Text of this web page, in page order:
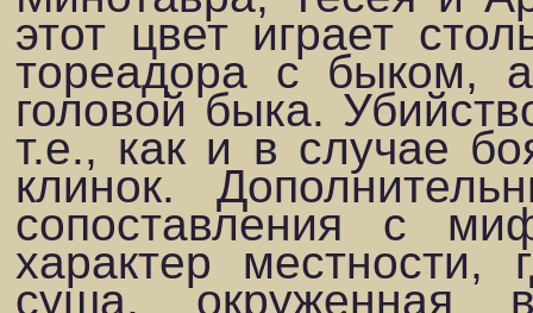
этот цвет играет
тореадора с быком,
головой быка.
т.е., как и в случае
клинок.
сопоставления с
характер
суша, окруженная